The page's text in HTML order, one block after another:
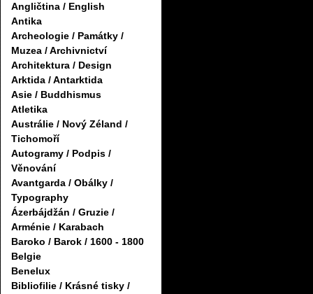
Angličtina / English
Antika
Archeologie / Památky /
Muzea / Archivnictví
Architektura / Design
Arktida / Antarktida
Asie / Buddhismus
Atletika
Austrálie / Nový Zéland /
Tichomoří
Autogramy / Podpis /
Věnování
Avantgarda / Obálky /
Typography
Ázerbájdžán / Gruzie /
Arménie / Karabach
Baroko / Barok / 1600 - 1800
Belgie
Benelux
Bibliofilie / Krásné tisky /